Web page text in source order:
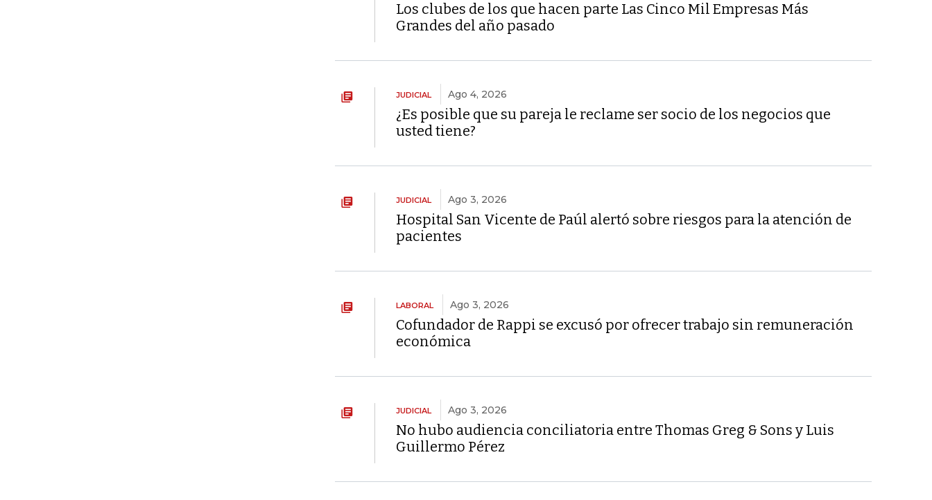
Los clubes de los que hacen parte Las Cinco Mil Empresas Más
Grandes del año pasado
JUDICIAL Ago 4, 2026
¿Es posible que su pareja le reclame ser socio de los negocios que
usted tiene?
JUDICIAL Ago 3, 2026
Hospital San Vicente de Paúl alertó sobre riesgos para la atención de
pacientes
LABORAL Ago 3, 2026
Cofundador de Rappi se excusó por ofrecer trabajo sin remuneración
económica
JUDICIAL Ago 3, 2026
No hubo audiencia conciliatoria entre Thomas Greg & Sons y Luis
Guillermo Pérez